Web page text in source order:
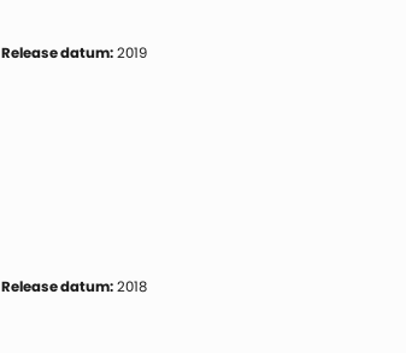
Release datum: 2019
Release datum: 2018